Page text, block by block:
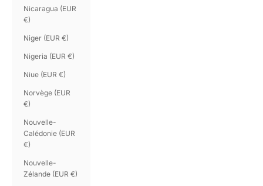
Nicaragua (EUR
€)
Niger (EUR €)
Nigeria (EUR €)
Niue (EUR €)
Norvège (EUR
€)
Nouvelle-
Calédonie (EUR
€)
Nouvelle-
Zélande (EUR €)